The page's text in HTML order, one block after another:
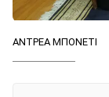
ΑΝΤΡΕΑ ΜΠΟΝΕΤΙ